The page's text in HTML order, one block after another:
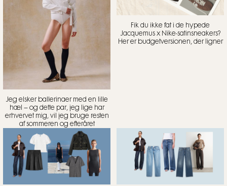
Jeg elsker ballerinaer med en lille
hæl – og dette par, jeg lige har
erhvervet mig, vil jeg bruge resten
af sommeren og efteråret
Fik du ikke fat i de hypede
Jacquemus x Nike-satinsneakers?
Her er budgetversionen, der ligner